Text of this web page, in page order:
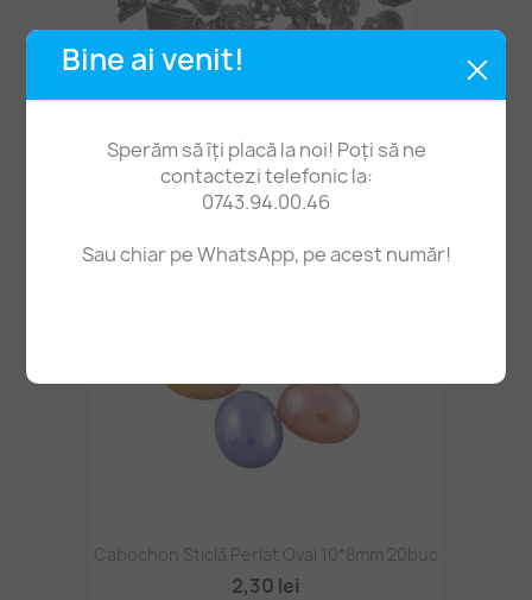
Bine ai venit!
Sperăm să îți placă la noi! Poți să ne
contactezi telefonic la:
0743.94.00.46
Sau chiar pe WhatsApp, pe acest număr!
Căpăcele Mărgele Vărsate Mari 95g
44,70 lei
Cabochon Sticlă Perlat Oval 10*8mm 20buc
2,30 lei